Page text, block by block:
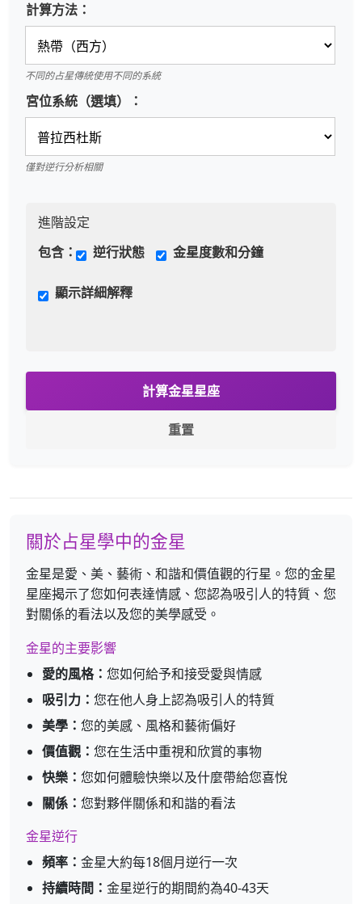
計算方法：
不同的占星傳統使用不同的系統
宮位系統（選填）：
僅對逆行分析相關
進階設定
包含：
逆行狀態 金星度數和分鐘
顯示詳細解釋
計算金星星座
重置
關於占星學中的金星
金星是愛、美、藝術、和諧和價值觀的行星。您的金星
星座揭示了您如何表達情感、您認為吸引人的特質、您
對關係的看法以及您的美學感受。
金星的主要影響
愛的風格： 您如何給予和接受愛與情感
吸引力： 您在他人身上認為吸引人的特質
美學： 您的美感、風格和藝術偏好
價值觀： 您在生活中重視和欣賞的事物
快樂： 您如何體驗快樂以及什麼帶給您喜悅
關係： 您對夥伴關係和和諧的看法
金星逆行
頻率： 金星大約每18個月逆行一次
持續時間： 金星逆行的期間約為40-43天